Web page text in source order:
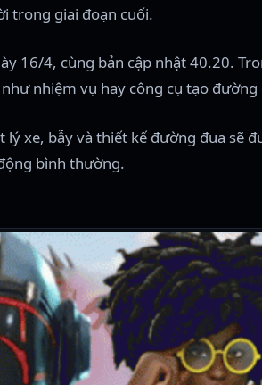
trong giai đoạn cuối.
4, cùng bản cập nhật 40.20.
nhiệm vụ hay công cụ tạo đường
xe, bẫy và thiết kế đường đua sẽ
bình thường.